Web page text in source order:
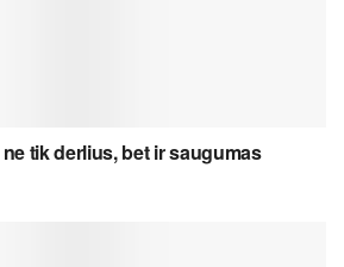
tik derlius, bet ir saugumas